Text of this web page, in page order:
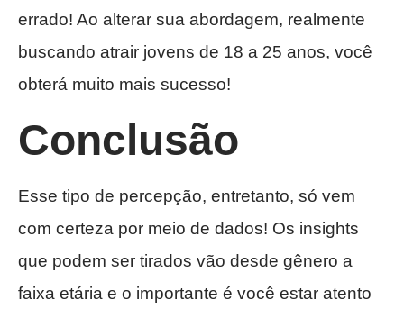
errado! Ao alterar sua abordagem, realmente
buscando atrair jovens de 18 a 25 anos, você
obterá muito mais sucesso!
Conclusão
Esse tipo de percepção, entretanto, só vem
com certeza por meio de dados! Os insights
que podem ser tirados vão desde gênero a
faixa etária e o importante é você estar atento